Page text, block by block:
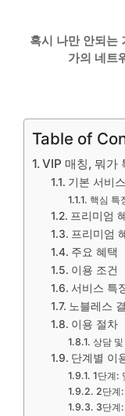
혹시 나만 안되는
가의 네트
Table of
VIP 매칭, 뭐가
기본 서비
핵심 특
프리미엄
프리미엄
주요 혜택
이용 조건
서비스 특
노블레스
이용 절차
상담
단계별 이
1단계:
2단계:
3단계